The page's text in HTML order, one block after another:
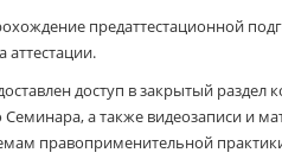
предаттестационной
аттестации.
доступ в закрытый
Семинара, а также видеозаписи
правоприменительной